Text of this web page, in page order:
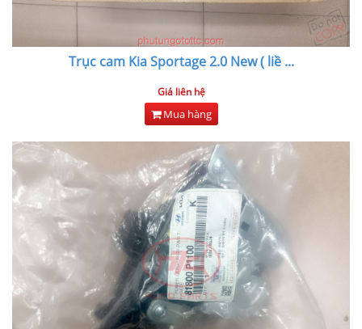
Trục cam Kia Sportage 2.0 New ( liề...
Giá liên hệ
Mua hàng